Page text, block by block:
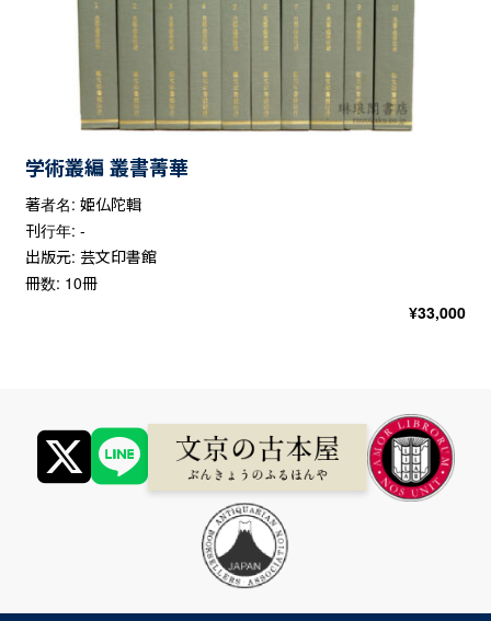
学術叢編 叢書菁華
著者名: 姫仏陀輯
刊行年: -
出版元: 芸文印書館
冊数: 10冊
¥33,000